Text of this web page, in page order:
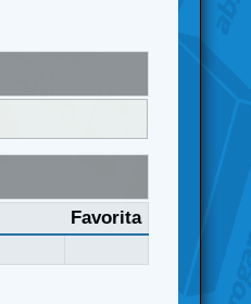
Favorita